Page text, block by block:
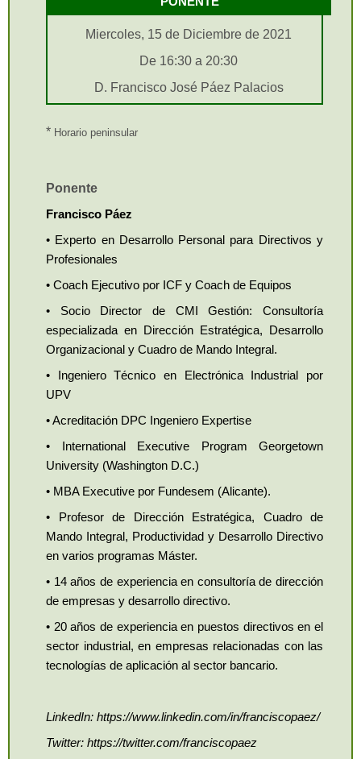
Miercoles, 15 de Diciembre de 2021
De 16:30 a 20:30
D. Francisco José Páez Palacios
* Horario peninsular
Ponente
Francisco Páez
• Experto en Desarrollo Personal para Directivos y
Profesionales
• Coach Ejecutivo por ICF y Coach de Equipos
• Socio Director de CMI Gestión: Consultoría
especializada en Dirección Estratégica, Desarrollo
Organizacional y Cuadro de Mando Integral.
• Ingeniero Técnico en Electrónica Industrial por
UPV
• Acreditación DPC Ingeniero Expertise
• International Executive Program Georgetown
University (Washington D.C.)
• MBA Executive por Fundesem (Alicante).
• Profesor de Dirección Estratégica, Cuadro de
Mando Integral, Productividad y Desarrollo Directivo
en varios programas Máster.
• 14 años de experiencia en consultoría de dirección
de empresas y desarrollo directivo.
• 20 años de experiencia en puestos directivos en el
sector industrial, en empresas relacionadas con las
tecnologías de aplicación al sector bancario.
LinkedIn: https://www.linkedin.com/in/franciscopaez/
Twitter: https://twitter.com/franciscopaez